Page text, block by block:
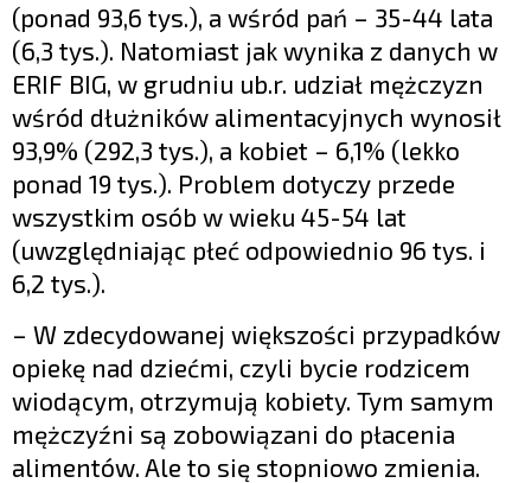
(ponad 93,6 tys.), a wśród pań – 35-44 lata
(6,3 tys.). Natomiast jak wynika z danych w
ERIF BIG, w grudniu ub.r. udział mężczyzn
wśród dłużników alimentacyjnych wynosił
93,9% (292,3 tys.), a kobiet – 6,1% (lekko
ponad 19 tys.). Problem dotyczy przede
wszystkim osób w wieku 45-54 lat
(uwzględniając płeć odpowiednio 96 tys. i
6,2 tys.).
– W zdecydowanej większości przypadków
opiekę nad dziećmi, czyli bycie rodzicem
wiodącym, otrzymują kobiety. Tym samym
mężczyźni są zobowiązani do płacenia
alimentów. Ale to się stopniowo zmienia.